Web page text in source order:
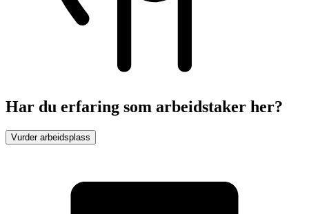
Har du erfaring som arbeidstaker her?
Vurder arbeidsplass